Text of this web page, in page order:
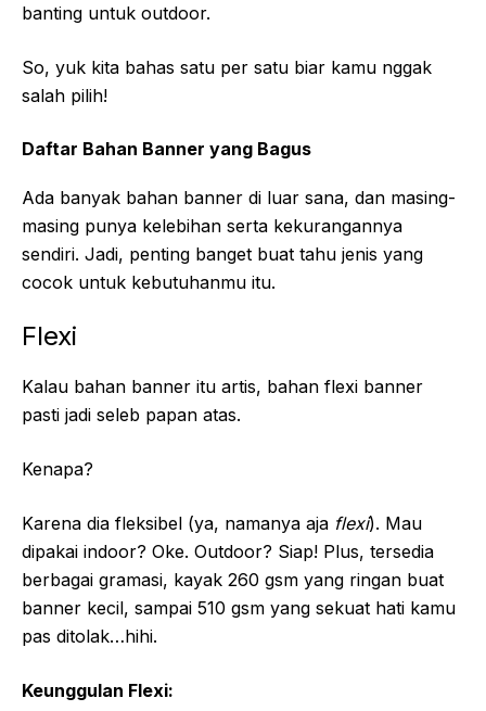
banting untuk outdoor.
So, yuk kita bahas satu per satu biar kamu nggak
salah pilih!
Daftar Bahan Banner yang Bagus
Ada banyak bahan banner di luar sana, dan masing-
masing punya kelebihan serta kekurangannya
sendiri. Jadi, penting banget buat tahu jenis yang
cocok untuk kebutuhanmu itu.
Flexi
Kalau bahan banner itu artis, bahan flexi banner
pasti jadi seleb papan atas.
Kenapa?
Karena dia fleksibel (ya, namanya aja flexi). Mau
dipakai indoor? Oke. Outdoor? Siap! Plus, tersedia
berbagai gramasi, kayak 260 gsm yang ringan buat
banner kecil, sampai 510 gsm yang sekuat hati kamu
pas ditolak…hihi.
Keunggulan Flexi: